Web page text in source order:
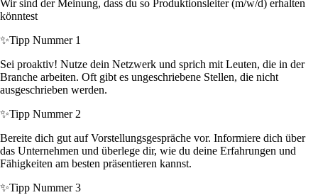
Wir sind der Meinung, dass du so Produktionsleiter (m/w/d) erhalten
könntest
✨Tipp Nummer 1
Sei proaktiv! Nutze dein Netzwerk und sprich mit Leuten, die in der
Branche arbeiten. Oft gibt es ungeschriebene Stellen, die nicht
ausgeschrieben werden.
✨Tipp Nummer 2
Bereite dich gut auf Vorstellungsgespräche vor. Informiere dich über
das Unternehmen und überlege dir, wie du deine Erfahrungen und
Fähigkeiten am besten präsentieren kannst.
✨Tipp Nummer 3